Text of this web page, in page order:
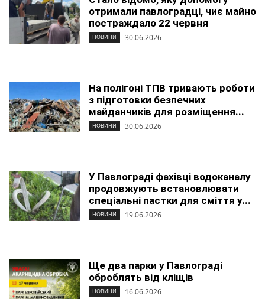
отримали павлоградці, чиє майно
постраждало 22 червня
НОВИНИ 30.06.2026
На полігоні ТПВ тривають роботи
з підготовки безпечних
майданчиків для розміщення...
НОВИНИ 30.06.2026
У Павлограді фахівці водоканалу
продовжують встановлювати
спеціальні пастки для сміття у...
НОВИНИ 19.06.2026
Ще два парки у Павлограді
оброблять від кліщів
НОВИНИ 16.06.2026